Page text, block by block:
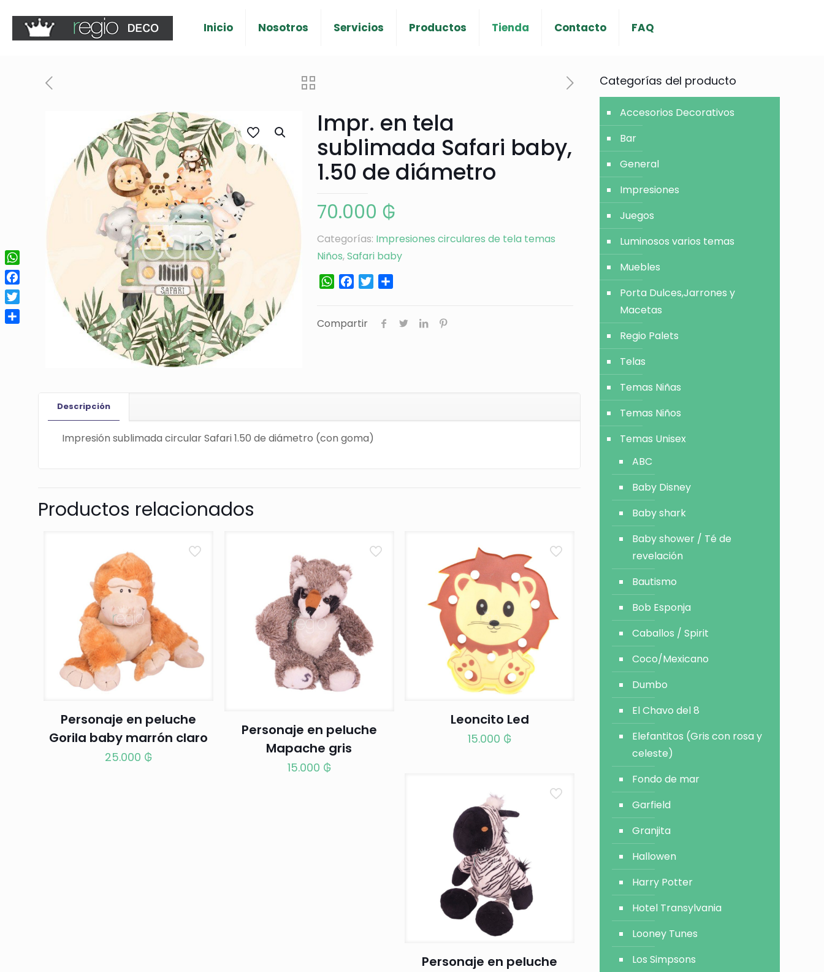
Inicio Nosotros Servicios Productos Tienda Contacto FAQ
Impr. en tela
sublimada Safari baby,
1.50 de diámetro
70.000 ₲
Categorías: Impresiones circulares de tela temas
Niños,Safari baby
WhatsApp
Facebook
Twitter
Compartir
Descripción
Impresión sublimada circular Safari 1.50 de diámetro (con goma)
Productos relacionados
Personaje en peluche
Gorila baby marrón claro
25.000 ₲
Personaje en peluche
Mapache gris
15.000 ₲
Leoncito Led
15.000 ₲
Personaje en peluche
Categorías del producto
Accesorios Decorativos
Bar
General
Impresiones
Juegos
Luminosos varios temas
Muebles
Porta Dulces,Jarrones y
Macetas
Regio Palets
Telas
Temas Niñas
Temas Niños
Temas Unisex
ABC
Baby Disney
Baby shark
Baby shower / Té de
revelación
Bautismo
Bob Esponja
Caballos / Spirit
Coco/Mexicano
Dumbo
El Chavo del 8
Elefantitos (Gris con rosa y
celeste)
Fondo de mar
Garfield
Granjita
Hallowen
Harry Potter
Hotel Transylvania
Looney Tunes
Los Simpsons
WhatsApp
Facebook
Twitter